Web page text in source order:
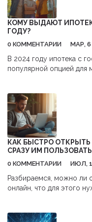
КОМУ ВЫДАЮТ
ГОДУ?
0 КОММЕНТАРИИ МАР, 6
В 2024 году ипотека с
популярной опцией для
нагрузку. Кто может
статье
преимущества данной
успешного получения
его одобрения.
КАК БЫСТРО
СРАЗУ ИМ
0 КОММЕНТАРИИ ИЮЛ,
Разбираемся, можно ли
онлайн, что для этого